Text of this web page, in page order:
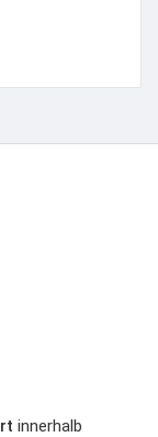
innerhalb